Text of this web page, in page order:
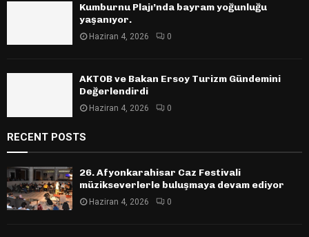
Kumburnu Plajı’nda bayram yoğunluğu
yaşanıyor.
Haziran 4, 2026 0
AKTOB ve Bakan Ersoy Turizm Gündemini
Değerlendirdi
Haziran 4, 2026 0
RECENT POSTS
26. Afyonkarahisar Caz Festivali
müzikseverlerle buluşmaya devam ediyor
Haziran 4, 2026 0